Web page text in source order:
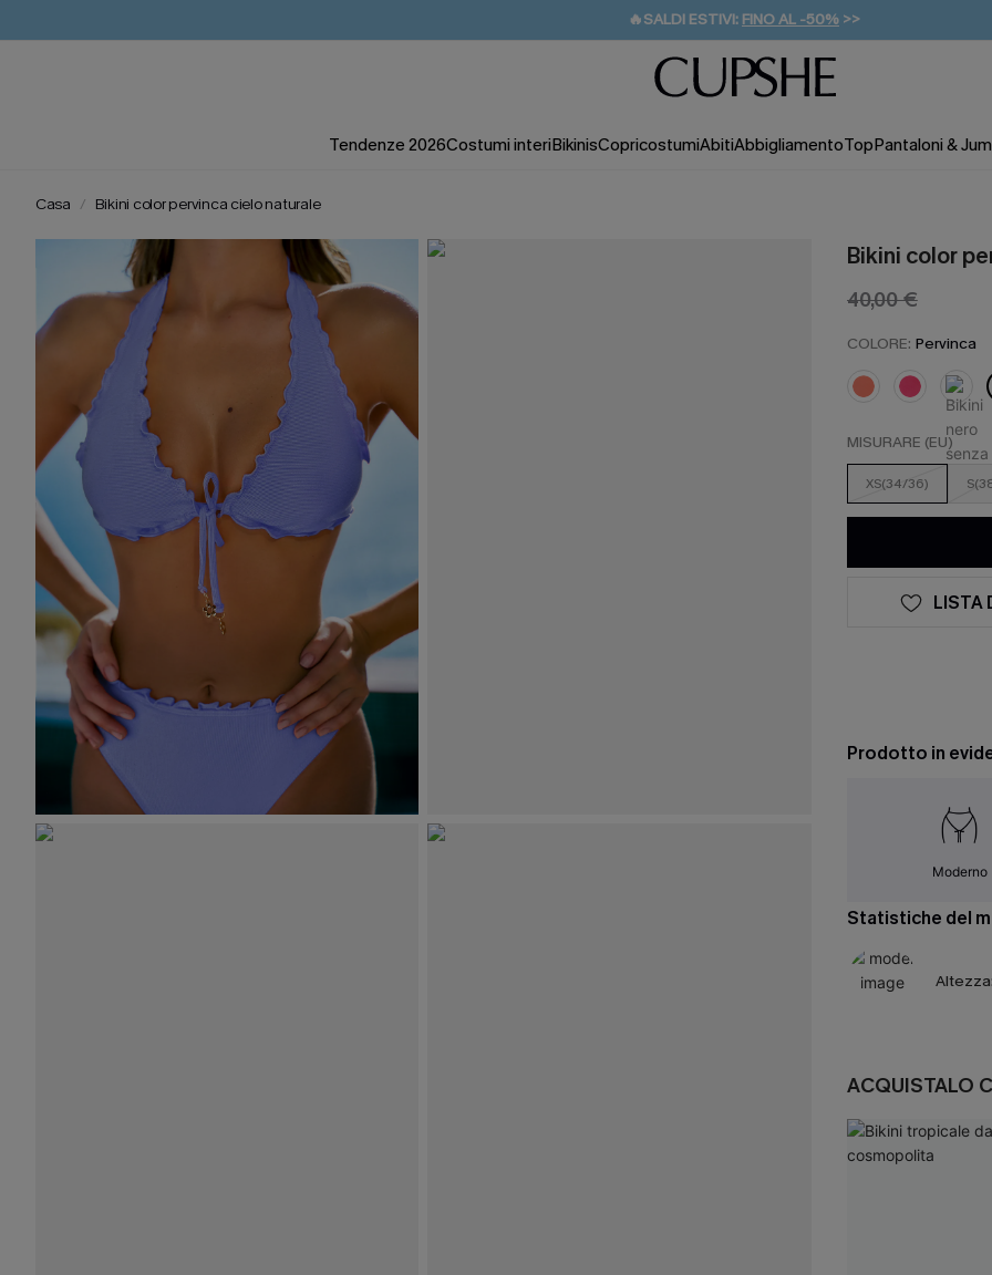
🔥SALDI ESTIVI: FINO AL -50% >>
🚚SPEDIZIONE GRATUITA DA 49€
💌REGALO PER I NUOVI: 20% DI SCONTO*
Tendenze 2026Costumi interiBikinisCopricostumiAbitiAbbigliamentoTopPantaloni &
Casa Bikini color pervinca cielo naturale
Bikini color
40,00 €
COLORE: Pervinca
MISURARE (EU)
XS(34/36)
LISTA
Prodotto in
Moderno
Statistiche del
ACQUISTALO